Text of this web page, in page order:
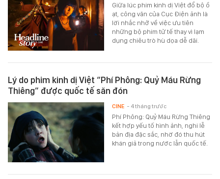
Giữa lúc phim kinh dị Việt đổ bộ ồ
ạt, công văn của Cục Điện ảnh là
lời nhắc nhở về việc ưu tiên
những bộ phim tử tế thay vì lạm
dụng chiêu trò hù dọa dễ dãi.
Lý do phim kinh dị Việt “Phí Phông: Quỷ Máu Rừng
Thiêng” được quốc tế săn đón
Phí Phông: Quỷ Máu Rừng Thiêng
kết hợp yếu tố hình ảnh, nghi lễ
bản địa đặc sắc, nhờ đó thu hút
khán giả trong nước lẫn quốc tế.
CINE - 4 tháng trước